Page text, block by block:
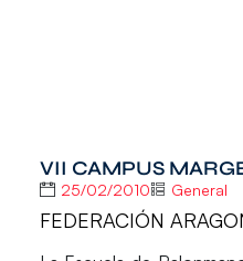
VII CAMPUS
25/02/2010 General
FEDERACIÓN